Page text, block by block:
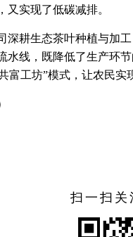
又实现了低碳减排。
深耕生态茶叶种植与加
水线，既降低了生产环
富工坊”模式，让农民
扫一扫关